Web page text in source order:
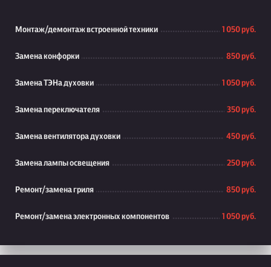
Монтаж/демонтаж встроенной техники 1 050 руб.
Замена конфорки 850 руб.
Замена ТЭНа духовки 1 050 руб.
Замена переключателя 350 руб.
Замена вентилятора духовки 450 руб.
Замена лампы освещения 250 руб.
Ремонт/замена гриля 850 руб.
Ремонт/замена электронных компонентов 1 050 руб.